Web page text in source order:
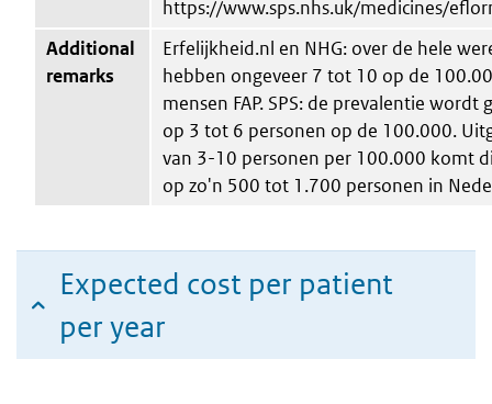
https://www.sps.nhs.uk/medicines/
Additional
remarks
Erfelijkheid.nl en NHG: over de hele
hebben ongeveer 7 tot 10 op de
mensen FAP. SPS: de prevalentie wordt
op 3 tot 6 personen op de 100.000.
van 3-10 personen per 100.000 komt
op zo'n 500 tot 1.700 personen in
Expected cost per patient
per year